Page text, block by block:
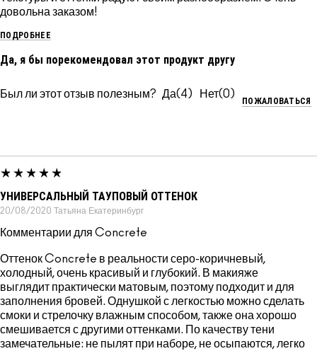
довольна заказом!
ПОДРОБНЕЕ
Да, я бы порекомендовал этот продукт другу
Был ли этот отзыв полезным? 4 0
ПОЖАЛОВАТЬСЯ
УНИВЕРСАЛЬНЫЙ ТАУПОВЫЙ ОТТЕНОК
20/08/2020 Татьяна Екатеринбург
Комментарии для Concrete
Оттенок Concrete в реальности серо-коричневый,
холодный, очень красивый и глубокий. В макияже
выглядит практически матовым, поэтому подходит и для
заполнения бровей. Однушкой с легкостью можно сделать
смоки и стрелочку влажным способом, также она хорошо
смешивается с другими оттенками. По качеству тени
замечательные: не пылят при наборе, не осыпаются, легко